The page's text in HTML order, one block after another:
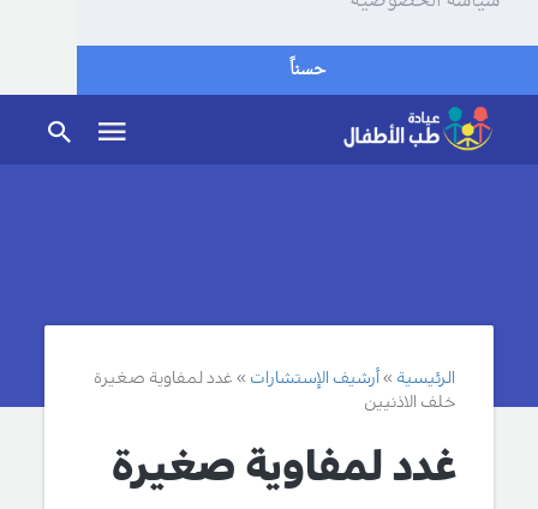
حسناً
الرئيسية أرشيف الإستشارات
غدد لمفاوية صغيرة
خلف الاذنيين
غدد لمفاوية صغيرة